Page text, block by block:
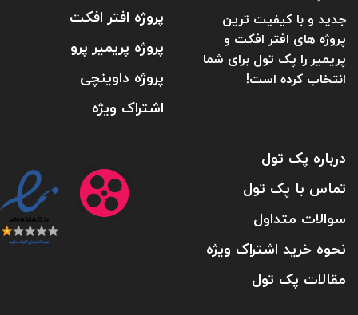
جدید و با کیفیت ترین
پروژه های افتر افکت و
پریمیر را پک تول برای شما
انتخاب کرده است!
پروژه افتر افکت
پروژه پریمیر پرو
پروژه داوینچی
اشتراک ویژه
درباره پک تول
تماس با پک تول
سوالات متداول
نحوه خرید اشتراک ویژه
مقالات پک تول